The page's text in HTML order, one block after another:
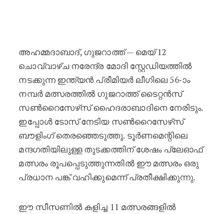
അഹമ്മദാബാദ്, ഗുജറാത്ത് — മെയ് 12
ചൊവ്വാഴ്ച നരേന്ദ്ര മോദി സ്റ്റേഡിയത്തിൽ
നടക്കുന്ന ഇന്ത്യൻ പ്രീമിയർ ലീഗിലെ 56-ാം
നമ്പർ മത്സരത്തിൽ ഗുജറാത്ത് ടൈറ്റൻസ്
സൺറൈസേഴ്‌സ് ഹൈദരാബാദിനെ നേരിടും.
ഇപ്പോൾ ടോസ് നേടിയ സൺറൈസേഴ്‌സ്
ബൗളിംഗ് തെരഞ്ഞെടുത്തു. ടൂർണമെന്റിലെ
മന്ദഗതിയിലുള്ള തുടക്കത്തിന് ശേഷം പ്ലേഓഫ്
മത്സരം രൂപപ്പെടുത്തുന്നതിൽ ഈ മത്സരം ഒരു
പ്രധാന പങ്ക് വഹിക്കുമെന്ന് പ്രതീക്ഷിക്കുന്നു.
ഈ സീസണിൽ കളിച്ച 11 മത്സരങ്ങളിൽ